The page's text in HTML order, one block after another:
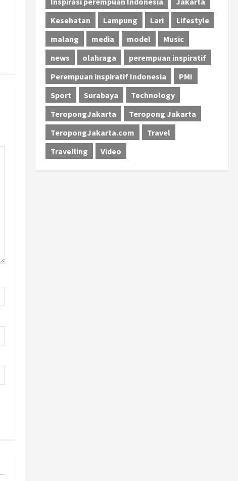
Kesehatan
Lampung Lari
Lifestyle
malang
media model
Music
news
olahraga
perempuan inspiratif
Perempuan inspiratif Indonesia
PMI
Sport
Surabaya
Technology
TeropongJakarta
Teropong Jakarta
TeropongJakarta.com
Travel
Travelling
Video